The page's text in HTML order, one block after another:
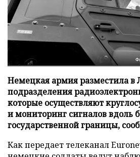
Немецкая армия разместила в
подразделения
которые осуществляют
и мониторинг сигналов вдоль
государственной границы,
Как передает телеканал